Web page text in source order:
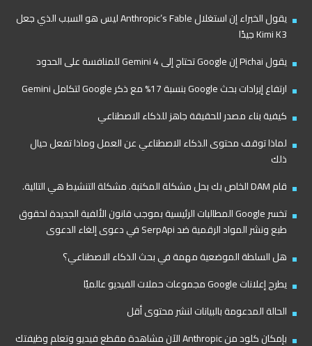
يقول الخبراء إن استغلال Anthropic’s Fable ليس هو السبب الذي جعل
Kimi K3 جيدًا
يقول Pichai إن Google تحتاج إلى Gemini 4 للمنافسة على الحدود
ارتفاع إيرادات بحث Google بنسبة 17% مع ذكر Google لتكامل Gemini
كيفية بناء مصدر للحقيقة جاهز للذكاء الاصطناعي
لماذا توقف محتوى الذكاء الاصطناعي عن العمل وماذا تفعل حيال
ذلك
قام DAM الخاص بك بحل مشكلة المكتبة. مشكلة التنشيط هي التالية.
تخسر Google المطالبات الرئيسية بموجب قانون الألفية الجديدة لحقوق
طبع ونشر المواد الرقمية ضد SerpApi في دعوى إلغاء الدعوى
هل السلطة الموضعية مهمة في بحث الذكاء الاصطناعي؟
يطرح إعلانات Google مجموعات حملات الفيديو عالميًا
الحالة المدعومة بالبيانات لنشر محتوى أقل
بإمكان كلود من Anthropic الآن مشاهدة مقطع فيديو وتعلم وظيفتك